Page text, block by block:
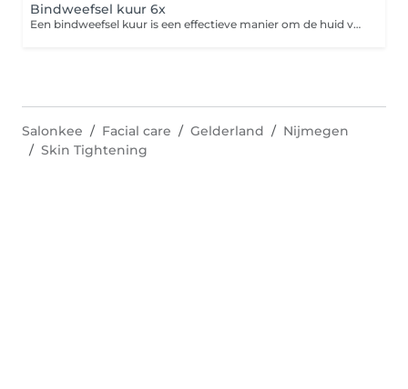
Bindweefsel kuur 6x
Een bindweefsel kuur is een effectieve manier om de huid van binnenuit te verbeteren en je gezicht een natuurlijke glow te geven. Deze kuur geeft het beste resultaat omdat je huid geen tijd krijgt om terug te vallen. Deze kuur plannen wij 6 weken lang elke week in. om het resultaat te behouden word daarna om de 4 tot 6 weken een behandeling gepland.
Salonkee Facial care Gelderland
Nijmegen
Skin Tightening